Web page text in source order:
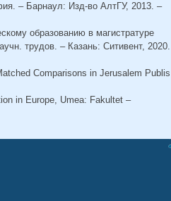
– Барнаул: Изд-во АлтГУ, 2013. –
образованию в магистратуре
трудов. – Казань: Ситивент, 2020.
Comparisons in Jerusalem Publis
in Europe, Umea: Fakultet –